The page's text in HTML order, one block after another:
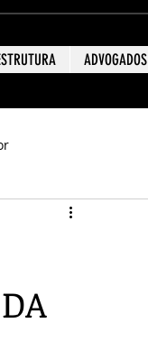
ADVOGADOS